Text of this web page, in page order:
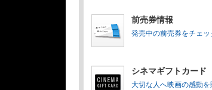
前売券情報
発売中の前売券をチェッ
シネマギフトカード
大切な人へ映画の感動を